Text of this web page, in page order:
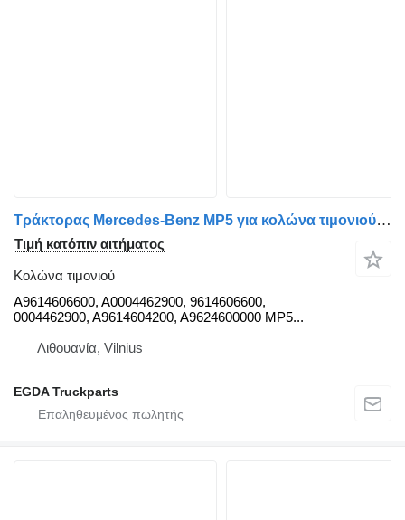
Τράκτορας Mercedes-Benz MP5 για κολώνα τιμονιού Mercedes-Benz MP5 (2020,2021,2022,2023,2024,2025) A9614606600
Τιμή κατόπιν αιτήματος
Κολώνα τιμονιού
A9614606600, A0004462900, 9614606600,
0004462900, A9614604200, A9624600000 MP5...
Λιθουανία, Vilnius
EGDA Truckparts